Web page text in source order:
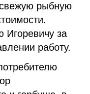
свежую рыбную
за
работу.